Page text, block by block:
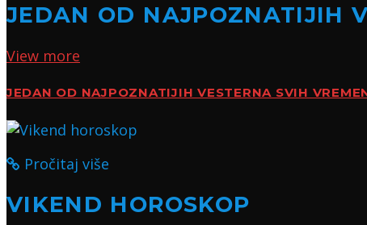
JEDAN OD NAJPOZNATIJIH
View more
JEDAN OD NAJPOZNATIJIH VESTERNA SVIH
Pročitaj više
VIKEND HOROSKOP